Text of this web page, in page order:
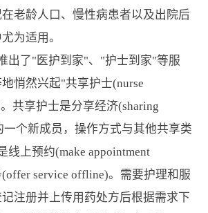
老龄人口、慢性病患者以及出院后
为适用。
出了"医护到家"、"护士到家"等服
悄然兴起"共享护士(nurse
共享护士是分享经济(sharing
一个新成员，操作方式与其他共享类
线上预约(make appointment
service offline)。需要护理和服
注册并上传用药处方后根据需求下